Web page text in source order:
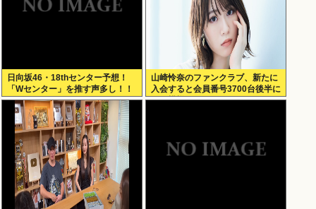
日向坂46・18thセンター予想！
「Wセンター」を推す声多し！！
山崎怜奈のファンクラブ、新たに
入会すると会員番号3700台後半に
なる模様www